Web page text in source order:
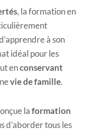
, la formation en
à son
idéal pour les
enconservant
vie de famille.
laformation
d’aborder tous les